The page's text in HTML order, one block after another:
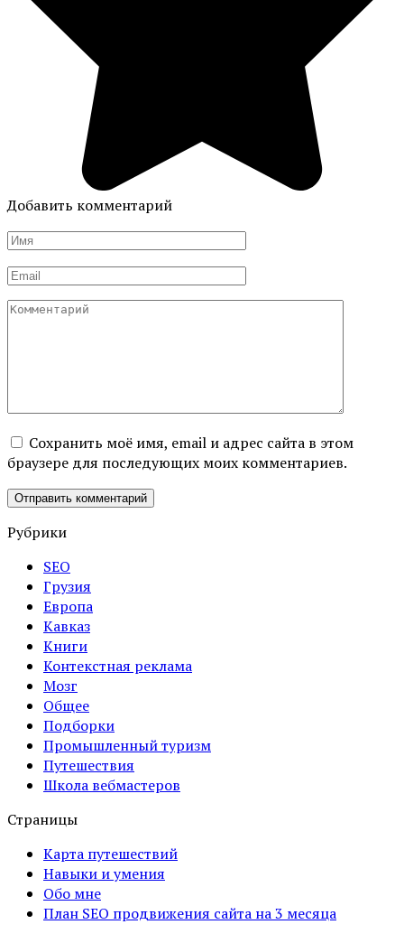
Добавить комментарий
Имя
Email
Комментарий
Сохранить моё имя, email и адрес сайта в этом
браузере для последующих моих комментариев.
Рубрики
SEO
Грузия
Европа
Кавказ
Книги
Контекстная реклама
Мозг
Общее
Подборки
Промышленный туризм
Путешествия
Школа вебмастеров
Страницы
Карта путешествий
Навыки и умения
Обо мне
План SEO продвижения сайта на 3 месяца